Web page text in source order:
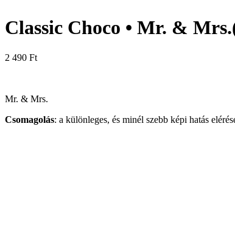
Classic Choco • Mr. &
2 490 Ft
Mr. & Mrs.
Csomagolás: a különleges, és minél szebb képi hatás